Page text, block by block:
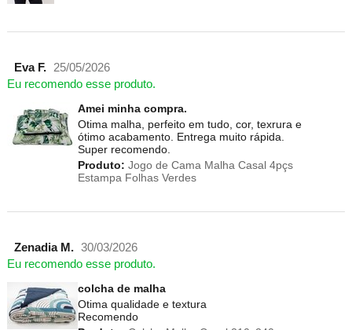
Eva F.
25/05/2026
Eu recomendo esse produto.
Amei minha compra.
Otima malha, perfeito em tudo, cor, texrura e
ótimo acabamento. Entrega muito rápida.
Super recomendo.
Produto: Jogo de Cama Malha Casal 4pçs
Estampa Folhas Verdes
Zenadia M. 30/03/2026
Eu recomendo esse produto.
colcha de malha
Otima qualidade e textura
Recomendo